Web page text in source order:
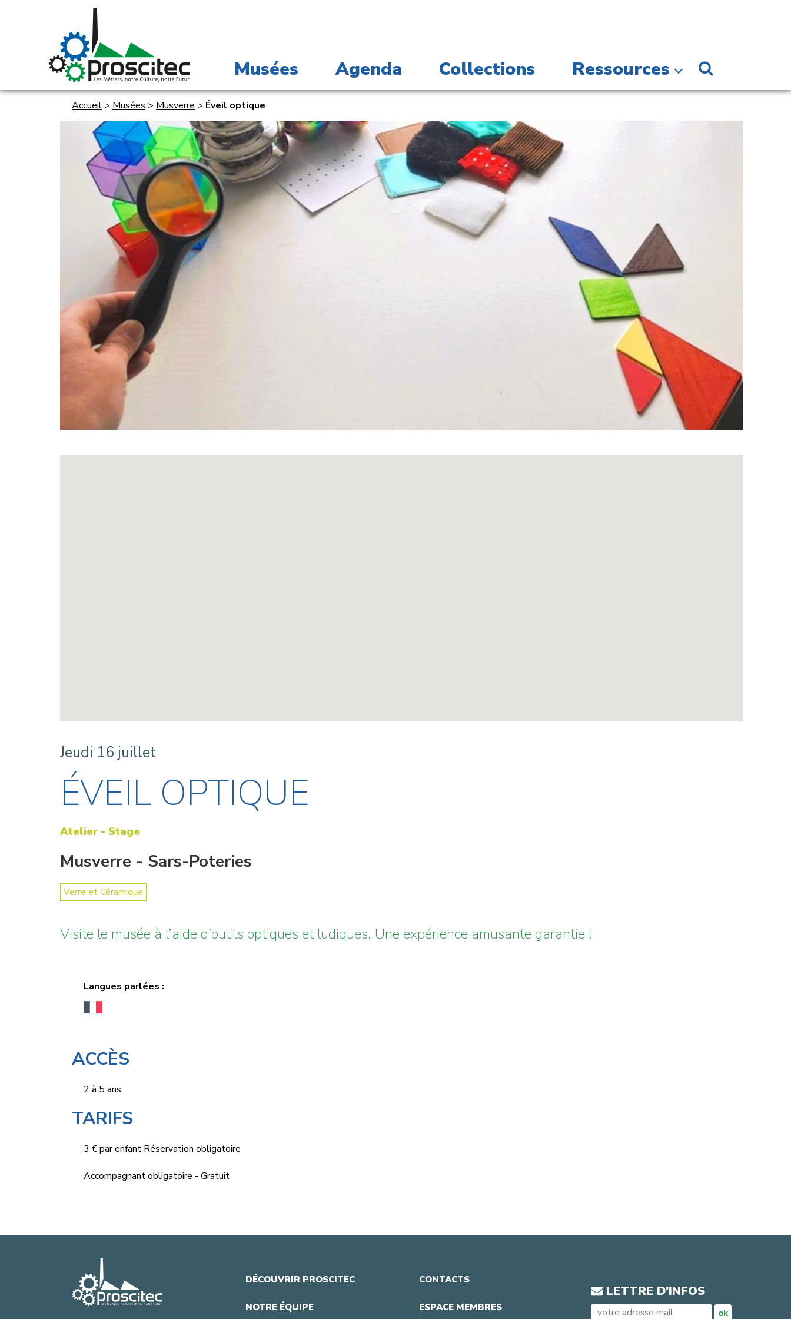
Musées Agenda Collections Ressources
Accueil > Musées > Musverre > Éveil optique
Jeudi 16 juillet
ÉVEIL OPTIQUE
Atelier - Stage
Musverre - Sars-Poteries
Verre et Céramique
Visite le musée à l’aide d’outils optiques et ludiques. Une expérience amusante garantie !
Langues parlées :
ACCÈS
2 à 5 ans
TARIFS
3 € par enfant Réservation obligatoire
Accompagnant obligatoire - Gratuit
DÉCOUVRIR PROSCITEC
NOTRE ÉQUIPE
CONTACTS
ESPACE MEMBRES
LETTRE D'INFOS